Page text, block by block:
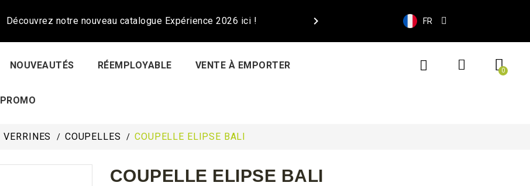
Découvrez notre nouveau catalogue Expérience 2026 ici !  FR
NOUVEAUTÉS RÉEMPLOYABLE VENTE À EMPORTER
PROMO
VERRINES COUPELLES COUPELLE ELIPSE BALI
COUPELLE ELIPSE BALI